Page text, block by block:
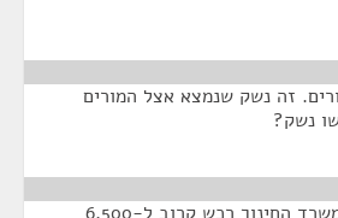
זה נשק שנמצא אצל המורים
נשק?